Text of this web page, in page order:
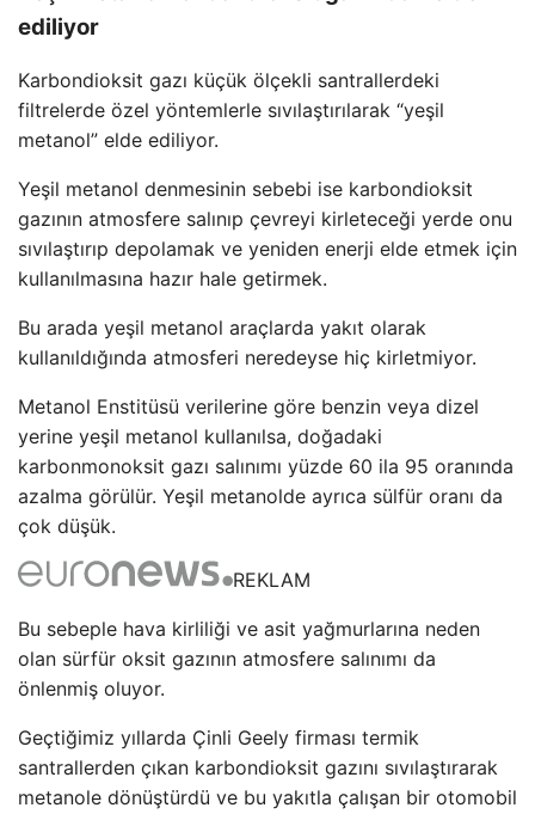
ediliyor
Karbondioksit gazı küçük ölçekli santrallerdeki
filtrelerde özel yöntemlerle sıvılaştırılarak “yeşil
metanol” elde ediliyor.
Yeşil metanol denmesinin sebebi ise karbondioksit
gazının atmosfere salınıp çevreyi kirleteceği yerde onu
sıvılaştırıp depolamak ve yeniden enerji elde etmek için
kullanılmasına hazır hale getirmek.
Bu arada yeşil metanol araçlarda yakıt olarak
kullanıldığında atmosferi neredeyse hiç kirletmiyor.
Metanol Enstitüsü verilerine göre benzin veya dizel
yerine yeşil metanol kullanılsa, doğadaki
karbonmonoksit gazı salınımı yüzde 60 ila 95 oranında
azalma görülür. Yeşil metanolde ayrıca sülfür oranı da
çok düşük.
REKLAM
Bu sebeple hava kirliliği ve asit yağmurlarına neden
olan sürfür oksit gazının atmosfere salınımı da
önlenmiş oluyor.
Geçtiğimiz yıllarda Çinli Geely firması termik
santrallerden çıkan karbondioksit gazını sıvılaştırarak
metanole dönüştürdü ve bu yakıtla çalışan bir otomobil